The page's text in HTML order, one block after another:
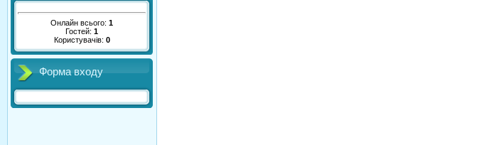
Онлайн всього: 1
Гостей: 1
Користувачів: 0
Форма входу